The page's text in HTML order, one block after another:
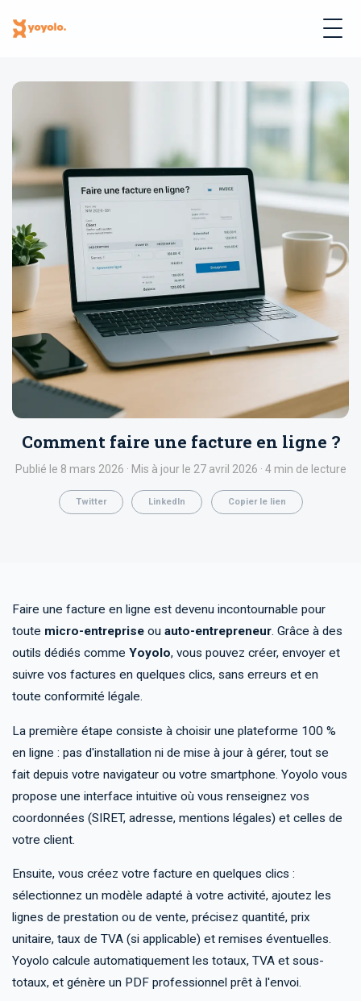
Comment faire une facture en ligne ?
Publié le 8 mars 2026 · Mis à jour le 27 avril 2026 · 4 min de lecture
Twitter LinkedIn Copier le lien
Faire une facture en ligne est devenu incontournable pour
toute micro-entreprise ou auto-entrepreneur. Grâce à des
outils dédiés comme Yoyolo, vous pouvez créer, envoyer et
suivre vos factures en quelques clics, sans erreurs et en
toute conformité légale.
La première étape consiste à choisir une plateforme 100 %
en ligne : pas d'installation ni de mise à jour à gérer, tout se
fait depuis votre navigateur ou votre smartphone. Yoyolo vous
propose une interface intuitive où vous renseignez vos
coordonnées (SIRET, adresse, mentions légales) et celles de
votre client.
Ensuite, vous créez votre facture en quelques clics :
sélectionnez un modèle adapté à votre activité, ajoutez les
lignes de prestation ou de vente, précisez quantité, prix
unitaire, taux de TVA (si applicable) et remises éventuelles.
Yoyolo calcule automatiquement les totaux, TVA et sous-
totaux, et génère un PDF professionnel prêt à l'envoi.